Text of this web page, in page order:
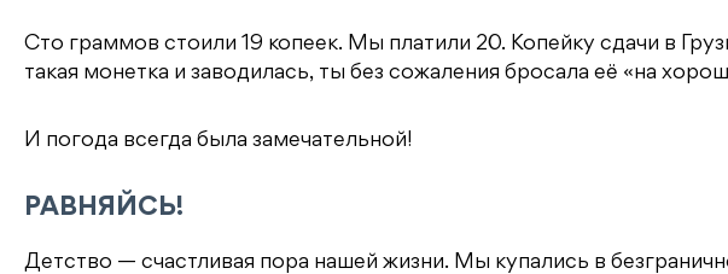
Сто граммов стоили 19 копеек. Мы платили 20. Копейку сдачи в
такая монетка и заводилась, ты без сожаления бросала её «на
И погода всегда была замечательной!
РАВНЯЙСЬ!
Детство — счастливая пора нашей жизни. Мы купались в